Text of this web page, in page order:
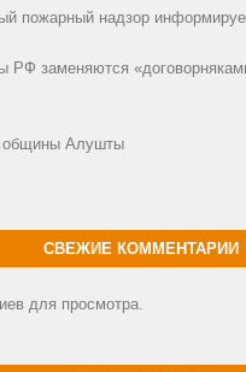
пожарный надзор
РФ заменяются
общины Алушты
СВЕЖИЕ КОММЕНТАРИИ
для просмотра.